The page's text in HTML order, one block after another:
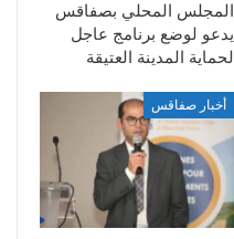
المجلس المحلي بصفاقس
يدعو لوضع برنامج عاجل
لحماية المدينة العتيقة
أخبار صفاقس